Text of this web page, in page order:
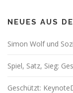
NEUES AUS
Simon Wolf und
Spiel, Satz, Sieg:
Geschützt: